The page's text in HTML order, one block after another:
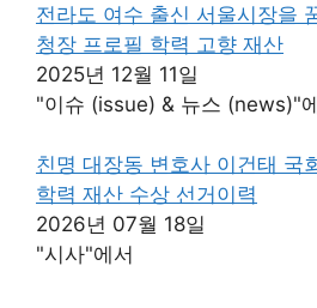
전라도 여수 출신 서울시장을
청장 프로필 학력 고향 재산
2025년 12월 11일
"이슈 (issue) & 뉴스 (news)"
친명 대장동 변호사 이건태 국
학력 재산 수상 선거이력
2026년 07월 18일
"시사"에서